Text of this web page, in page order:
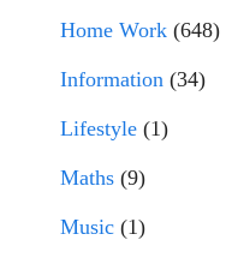
Home Work (648)
Information (34)
Lifestyle (1)
Maths (9)
Music (1)